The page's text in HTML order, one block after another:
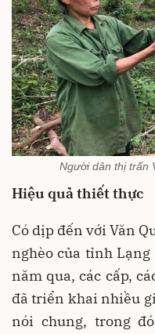
Người dân thị trấn
Hiệu quả thiết thực
Có dịp đến với Văn
nghèo của tỉnh
năm qua, các cấp,
đã triển khai nhiều
nói chung, trong